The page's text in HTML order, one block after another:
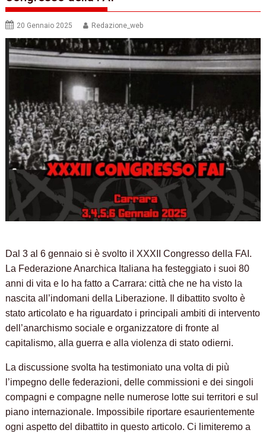
20 Gennaio 2025 Redazione_web
Dal 3 al 6 gennaio si è svolto il XXXII Congresso della FAI.
La Federazione Anarchica Italiana ha festeggiato i suoi 80
anni di vita e lo ha fatto a Carrara: città che ne ha visto la
nascita all’indomani della Liberazione. Il dibattito svolto è
stato articolato e ha riguardato i principali ambiti di intervento
dell’anarchismo sociale e organizzatore di fronte al
capitalismo, alla guerra e alla violenza di stato odierni.
La discussione svolta ha testimoniato una volta di più
l’impegno delle federazioni, delle commissioni e dei singoli
compagni e compagne nelle numerose lotte sui territori e sul
piano internazionale. Impossibile riportare esaurientemente
ogni aspetto del dibattito in questo articolo. Ci limiteremo a